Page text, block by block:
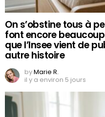
On s’obstine tous à
font encore
que l’Insee vient de
autre histoire
byMarie R.
il y a environ 5 jours